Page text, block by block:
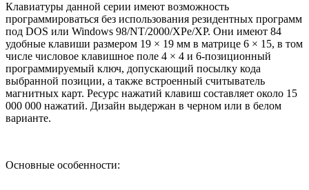
Клавиатуры данной серии имеют возможность
программироваться без использования резидентных программ
под DOS или Windows 98/NT/2000/XPe/XP. Они имеют 84
удобные клавиши размером 19 × 19 мм в матрице 6 × 15, в том
числе числовое клавишное поле 4 × 4 и 6-позиционный
программируемый ключ, допускающий посылку кода
выбранной позиции, а также встроенный считыватель
магнитных карт. Ресурс нажатий клавиш составляет около 15
000 000 нажатий. Дизайн выдержан в черном или в белом
варианте.
Основные особенности: